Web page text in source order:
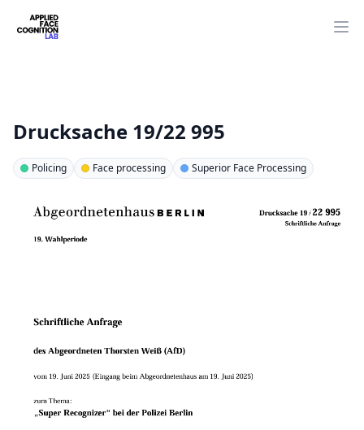
Drucksache 19/22 995
Policing Face processing Superior Face Processing